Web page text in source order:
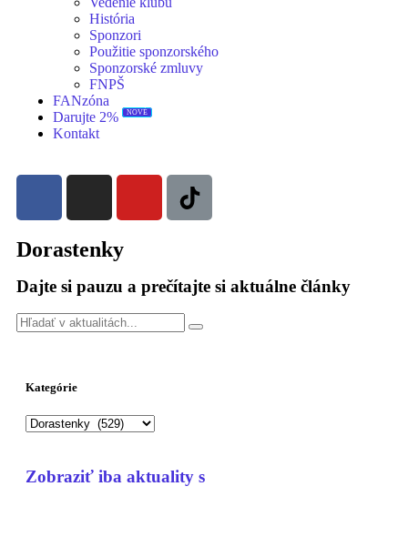
História
Sponzori
Použitie sponzorského
Sponzorské zmluvy
FNPŠ
FANzóna
Darujte 2%
NOVÉ
Kontakt
Dorastenky
Dajte si pauzu a prečítajte si aktuálne články
Kategórie
Zobraziť iba aktuality s